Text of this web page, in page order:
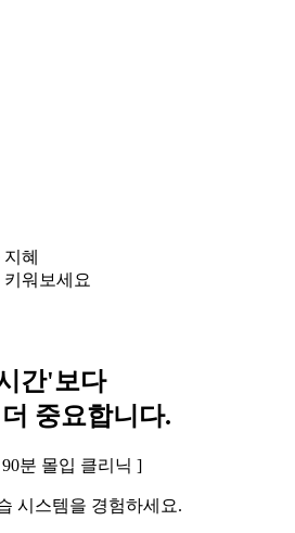
혜
워보세요
간'보다
중요합니다.
분 몰입 클리닉 ]
시스템을 경험하세요.